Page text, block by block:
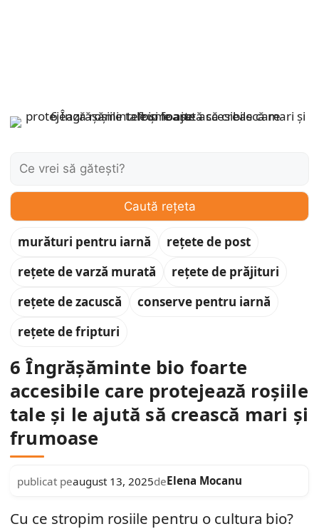
Caută:
Caută rețeta
murături pentru iarnă
rețete de post
rețete de varză murată
rețete de prăjituri
rețete de zacuscă
conserve pentru iarnă
rețete de fripturi
6 Îngrășăminte bio foarte
accesibile care protejează roșiile
tale și le ajută să crească mari și
frumoase
publicat peaugust 13, 2025deElena Mocanu
Cu ce stropim rosiile pentru o cultura bio?